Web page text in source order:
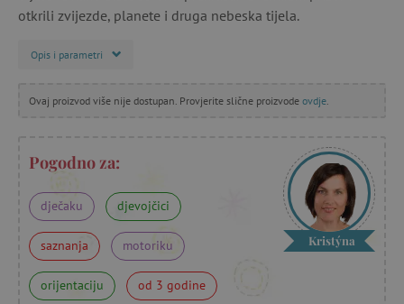
otkrili zvijezde, planete i druga nebeska tijela.
Opis i parametri
Ovaj proizvod više nije dostupan. Provjerite slične proizvode ovdje
Pogodno za:
dječaku djevojčici
saznanja motoriku
orijentaciju od 3 godine
Kristýna